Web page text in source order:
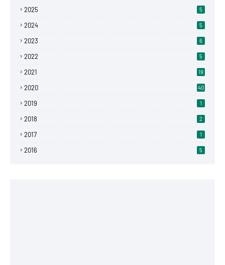
2025 5
2024 5
2023 6
2022 5
2021 19
2020 40
2019 1
2018 2
2017 1
2016 5